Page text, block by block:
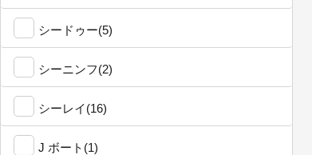
シードゥー(5)
シーニンフ(2)
シーレイ(16)
J ボート(1)